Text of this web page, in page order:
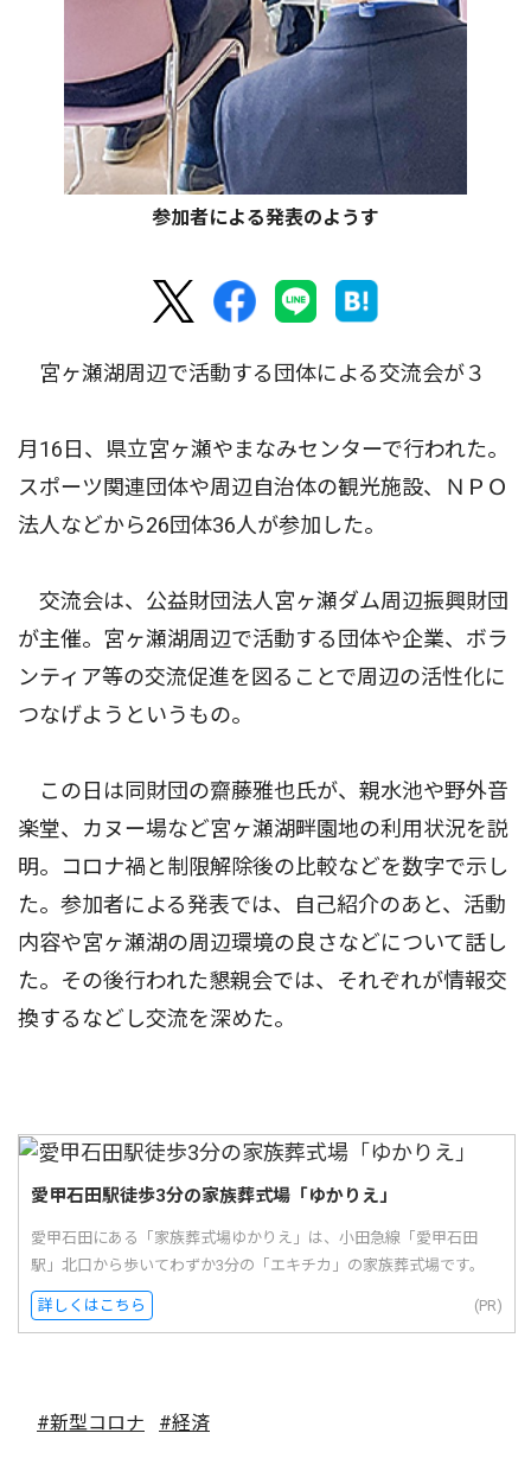
参加者による発表のようす
宮ヶ瀬湖周辺で活動する団体による交流会が３
月16日、県立宮ヶ瀬やまなみセンターで行われた。
スポーツ関連団体や周辺自治体の観光施設、ＮＰＯ
法人などから26団体36人が参加した。
交流会は、公益財団法人宮ヶ瀬ダム周辺振興財団
が主催。宮ヶ瀬湖周辺で活動する団体や企業、ボラ
ンティア等の交流促進を図ることで周辺の活性化に
つなげようというもの。
この日は同財団の齋藤雅也氏が、親水池や野外音
楽堂、カヌー場など宮ヶ瀬湖畔園地の利用状況を説
明。コロナ禍と制限解除後の比較などを数字で示し
た。参加者による発表では、自己紹介のあと、活動
内容や宮ヶ瀬湖の周辺環境の良さなどについて話し
た。その後行われた懇親会では、それぞれが情報交
換するなどし交流を深めた。
愛甲石田駅徒歩3分の家族葬式場「ゆかりえ」
愛甲石田にある「家族葬式場ゆかりえ」は、小田急線「愛甲石田
駅」北口から歩いてわずか3分の「エキチカ」の家族葬式場です。
詳しくはこちら (PR)
#新型コロナ #経済